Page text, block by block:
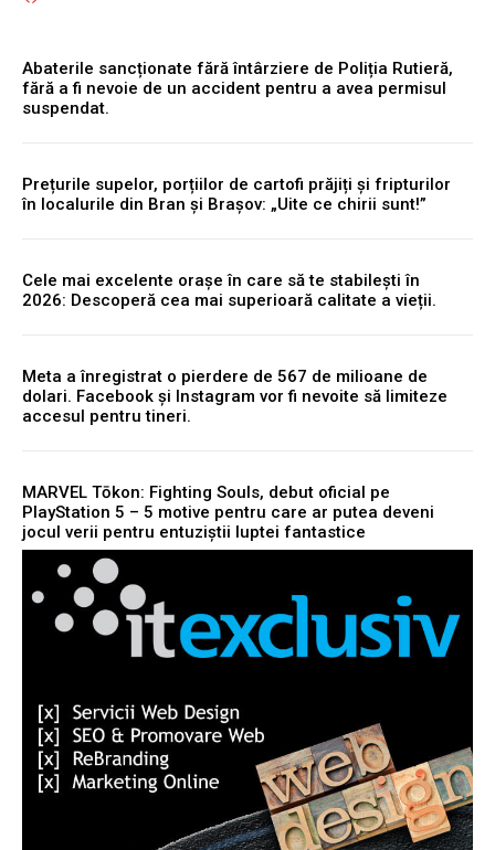
Abaterile sancționate fără întârziere de Poliția Rutieră,
fără a fi nevoie de un accident pentru a avea permisul
suspendat.
Prețurile supelor, porțiilor de cartofi prăjiți și fripturilor
în localurile din Bran și Brașov: „Uite ce chirii sunt!”
Cele mai excelente orașe în care să te stabilești în
2026: Descoperă cea mai superioară calitate a vieții.
Meta a înregistrat o pierdere de 567 de milioane de
dolari. Facebook și Instagram vor fi nevoite să limiteze
accesul pentru tineri.
MARVEL Tōkon: Fighting Souls, debut oficial pe
PlayStation 5 – 5 motive pentru care ar putea deveni
jocul verii pentru entuziștii luptei fantastice